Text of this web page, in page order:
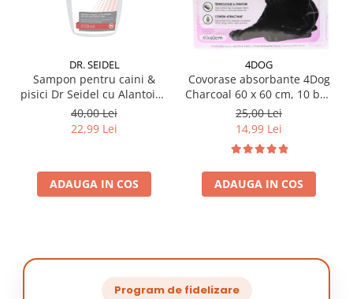
DR. SEIDEL
Sampon pentru caini &
pisici Dr Seidel cu Alantoina
220 ml
40,00 Lei
22,99 Lei
ADAUGA IN COS
4DOG
Covorase absorbante 4Dog
Charcoal 60 x 60 cm, 10 buc
/ pachet
25,00 Lei
14,99 Lei
ADAUGA IN COS
Program de fidelizare